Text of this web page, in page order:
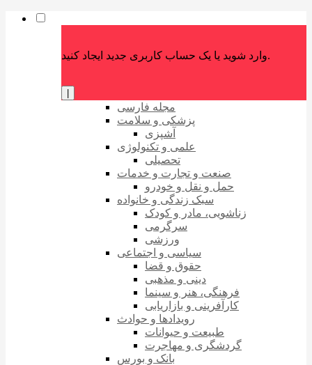
وارد شوید یا یک حساب کاربری جدید ایجاد کنید.
مجله فارسی
پزشکی و سلامت
آشپزی
علمی و تکنولوژی
تحصیلی
صنعت و تجارت و خدمات
حمل و نقل و خودرو
سبک زندگی و خانواده
زناشویی، مادر و کودک
سرگرمی
ورزشی
سیاسی و اجتماعی
حقوق و قضا
دینی و مذهبی
فرهنگی، هنر و سینما
کارآفرینی و بازاریابی
رویدادها و حوادث
طبیعت و حیوانات
گردشگری و مهاجرت
بانک و بورس